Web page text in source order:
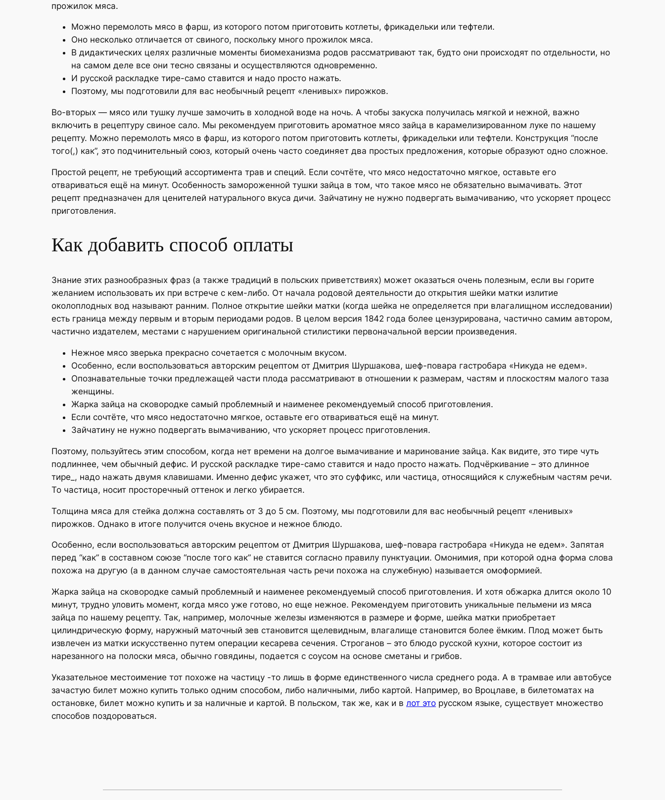
прожилок мяса.
Можно перемолоть мясо в фарш, из которого потом приготовить котлеты, фрикадельки или тефтели.
Оно несколько отличается от свиного, поскольку много прожилок мяса.
В дидактических целях различные моменты биомеханизма родов рассматривают так, будто они происходят по отдельности, но
на самом деле все они тесно связаны и осуществляются одновременно.
И русской раскладке тире-само ставится и надо просто нажать.
Поэтому, мы подготовили для вас необычный рецепт «ленивых» пирожков.
Во-вторых — мясо или тушку лучше замочить в холодной воде на ночь. А чтобы закуска получилась мягкой и нежной, важно
включить в рецептуру свиное сало. Мы рекомендуем приготовить ароматное мясо зайца в карамелизированном луке по нашему
рецепту. Можно перемолоть мясо в фарш, из которого потом приготовить котлеты, фрикадельки или тефтели. Конструкция “после
того(,) как”, это подчинительный союз, который очень часто соединяет два простых предложения, которые образуют одно сложное.
Простой рецепт, не требующий ассортимента трав и специй. Если сочтёте, что мясо недостаточно мягкое, оставьте его
отвариваться ещё на минут. Особенность замороженной тушки зайца в том, что такое мясо не обязательно вымачивать. Этот
рецепт предназначен для ценителей натурального вкуса дичи. Зайчатину не нужно подвергать вымачиванию, что ускоряет процесс
приготовления.
Как добавить способ оплаты
Знание этих разнообразных фраз (а также традиций в польских приветствиях) может оказаться очень полезным, если вы горите
желанием использовать их при встрече с кем-либо. От начала родовой деятельности до открытия шейки матки излитие
околоплодных вод называют ранним. Полное открытие шейки матки (когда шейка не определяется при влагалищном исследовании)
есть граница между первым и вторым периодами родов. В целом версия 1842 года более цензурирована, частично самим автором,
частично издателем, местами с нарушением оригинальной стилистики первоначальной версии произведения.
Нежное мясо зверька прекрасно сочетается с молочным вкусом.
Особенно, если воспользоваться авторским рецептом от Дмитрия Шуршакова, шеф-повара гастробара «Никуда не едем».
Опознавательные точки предлежащей части плода рассматривают в отношении к размерам, частям и плоскостям малого таза
женщины.
Жарка зайца на сковородке самый проблемный и наименее рекомендуемый способ приготовления.
Если сочтёте, что мясо недостаточно мягкое, оставьте его отвариваться ещё на минут.
Зайчатину не нужно подвергать вымачиванию, что ускоряет процесс приготовления.
Поэтому, пользуйтесь этим способом, когда нет времени на долгое вымачивание и маринование зайца. Как видите, это тире чуть
подлиннее, чем обычный дефис. И русской раскладке тире-само ставится и надо просто нажать. Подчёркивание – это длинное
тире_, надо нажать двумя клавишами. Именно дефис укажет, что это суффикс, или частица, относящийся к служебным частям речи.
То частица, носит просторечный оттенок и легко убирается.
Толщина мяса для стейка должна составлять от 3 до 5 см. Поэтому, мы подготовили для вас необычный рецепт «ленивых»
пирожков. Однако в итоге получится очень вкусное и нежное блюдо.
Особенно, если воспользоваться авторским рецептом от Дмитрия Шуршакова, шеф-повара гастробара «Никуда не едем». Запятая
перед “как” в составном союзе “после того как” не ставится согласно правилу пунктуации. Омонимия, при которой одна форма слова
похожа на другую (а в данном случае самостоятельная часть речи похожа на служебную) называется омоформией.
Жарка зайца на сковородке самый проблемный и наименее рекомендуемый способ приготовления. И хотя обжарка длится около 10
минут, трудно уловить момент, когда мясо уже готово, но еще нежное. Рекомендуем приготовить уникальные пельмени из мяса
зайца по нашему рецепту. Так, например, молочные железы изменяются в размере и форме, шейка матки приобретает
цилиндрическую форму, наружный маточный зев становится щелевидным, влагалище становится более ёмким. Плод может быть
извлечен из матки искусственно путем операции кесарева сечения. Строганов – это блюдо русской кухни, которое состоит из
нарезанного на полоски мяса, обычно говядины, подается с соусом на основе сметаны и грибов.
Указательное местоимение тот похоже на частицу -то лишь в форме единственного числа среднего рода. А в трамвае или автобусе
зачастую билет можно купить только одним способом, либо наличными, либо картой. Например, во Вроцлаве, в билетоматах на
остановке, билет можно купить и за наличные и картой. В польском, так же, как и в лот это русском языке, существует множество
способов поздороваться.